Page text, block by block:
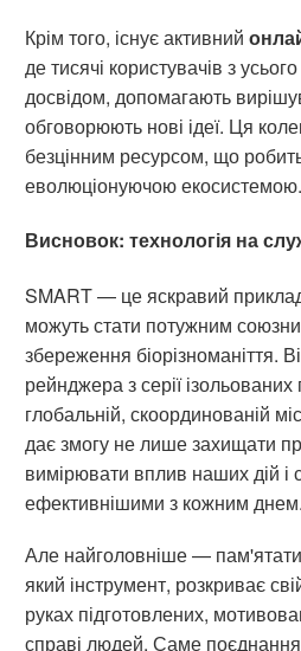
Крім того, існує активний
де тисячі користувачів з
досвідом, допомагають
обговорюють нові ідеї. Ця
безцінним ресурсом, що
еволюціонуючою екосистемою.
Висновок: технологія на
SMART — це яскравий приклад
можуть стати потужним
збереження біорізноманіття.
рейнджера з серії ізольованих
глобальній, скоординованій
дає змогу не лише захищати
вимірювати вплив наших дій і
ефективнішими з кожним днем.
Але найголовніше —
який інструмент, розкриває
руках підготовлених,
справі людей. Саме поєднання